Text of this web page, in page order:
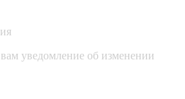
уведомление об изменении